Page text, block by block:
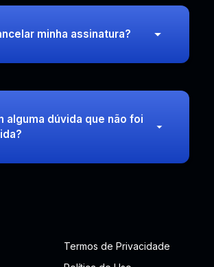
minha assinatura?
alguma dúvida que não foi
Termos de Privacidade